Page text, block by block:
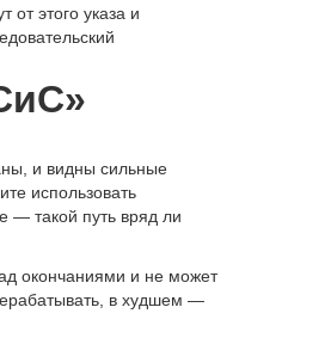
от этого указа и
и видны сильные
использовать
— такой путь вряд ли
окончаниями и не может
в худшем —